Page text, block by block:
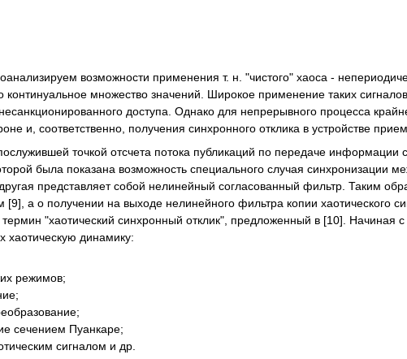
возможности применения т. н. "чистого" хаоса -
множество значений. Широкое применение таких
доступа. Однако для непрерывного процесса
и, соответственно, получения синхронного отклика в устройстве
точкой отсчета потока публикаций по передаче информации
была показана возможность специального случая
представляет собой нелинейный согласованный фильтр. Таким
[9], а о получении на выходе нелинейного фильтра копии хаотического
термин "хаотический синхронный отклик", предложенный в [10]. Начиная
хаотическую динамику:
режимов;
сечением Пуанкаре;
сигналом и др.